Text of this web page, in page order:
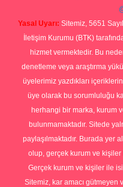
Yasal Uyarı: Sitemiz, 5651
İletişim Kurumu (BTK)
hizmet vermektedir. Bu
denetleme veya araştırma
üyelerimiz yazdıkları
üye olarak bu sorumluluğu
herhangi bir marka, kurum
bulunmamaktadır. Sitede
paylaşılmaktadır. Burada yer
olup, gerçek kurum ve kişiler
Gerçek kurum ve kişiler ile
Sitemiz, kar amacı gütmeyen